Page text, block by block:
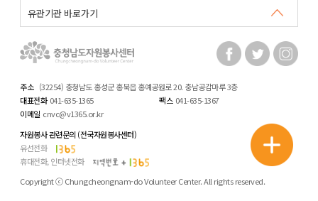
주소 (32254) 충청남도 홍성군 홍북읍 홍예공원로 20. 충남공감마루 3층
대표전화 041-635-1365 팩스 041-635-1367
이메일 cnvc@v1365.or.kr
자원봉사 관련문의 (전국자원봉사센터)
유선전화
휴대전화, 인터넷전화
Copyright ⓒ Chungcheongnam-do Volunteer Center. All rights reserved.